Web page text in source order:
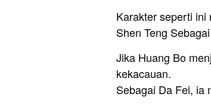
Karakter seperti ini
Shen Teng
Jika Huang Bo
kekacauan.
Sebagai Da Fei, ia